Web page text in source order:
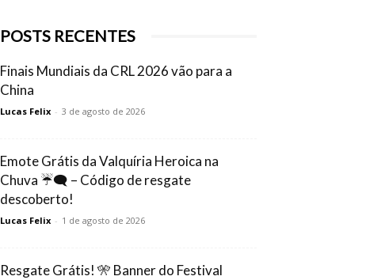
POSTS RECENTES
Finais Mundiais da CRL 2026 vão para a
China
Lucas Felix - 3 de agosto de 2026
Emote Grátis da Valquíria Heroica na
Chuva ☔🗨️ – Código de resgate
descoberto!
Lucas Felix - 1 de agosto de 2026
Resgate Grátis! 🎌 Banner do Festival